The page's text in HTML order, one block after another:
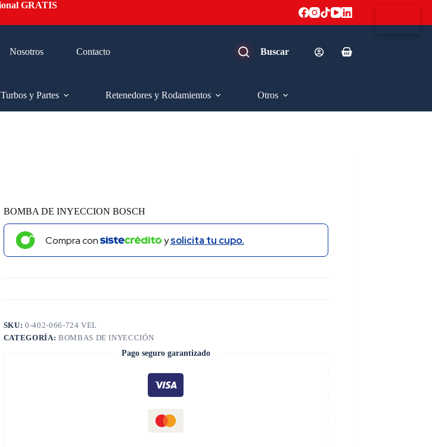
GRATIS
Nosotros Contacto
Carro
Turbos y Partes Retenedores y Rodamientos Otros
BOMBA DE INYECCION BOSCH
Compra con ysolicita tu cupo.
SKU:0-402-066-724 VEL
CATEGORÍA: BOMBAS DE INYECCIÓN
Pago seguro garantizado